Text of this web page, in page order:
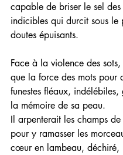
capable de briser le sel des
indicibles qui durcit sous le
doutes épuisants.
Face à la violence des
que la force des mots pour
funestes fléaux, indélébiles,
la mémoire de sa peau.
Il arpenterait les champs
pour y ramasser les
cœur en lambeau, déchiré,